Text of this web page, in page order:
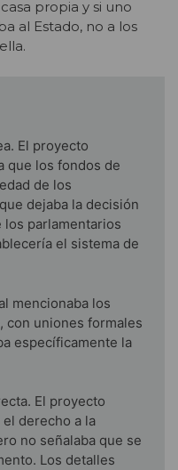
propia y si uno
al Estado, no a los
El proyecto
que los fondos de
de los
dejaba la decisión
los parlamentarios
el sistema de
mencionaba los
con uniones formales
específicamente la
El proyecto
derecho a la
no señalaba que se
Los detalles